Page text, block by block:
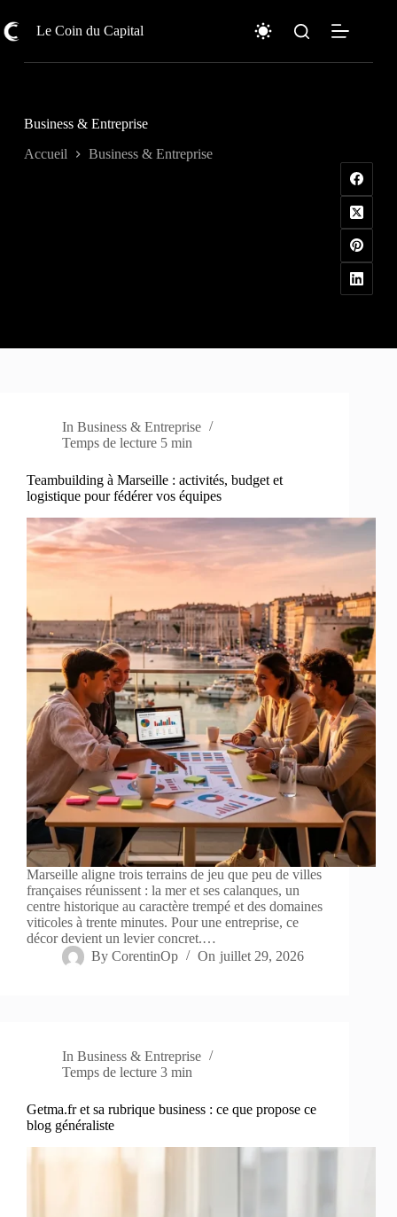
au
contenu
Le Coin du Capital
Business & Entreprise
Accueil Business & Entreprise
In Business & Entreprise
Temps de lecture 5 min
Teambuilding à Marseille : activités, budget et
logistique pour fédérer vos équipes
Marseille aligne trois terrains de jeu que peu de villes
françaises réunissent : la mer et ses calanques, un
centre historique au caractère trempé et des domaines
viticoles à trente minutes. Pour une entreprise, ce
décor devient un levier concret.…
By CorentinOp On juillet 29, 2026
In Business & Entreprise
Temps de lecture 3 min
Getma.fr et sa rubrique business : ce que propose ce
blog généraliste